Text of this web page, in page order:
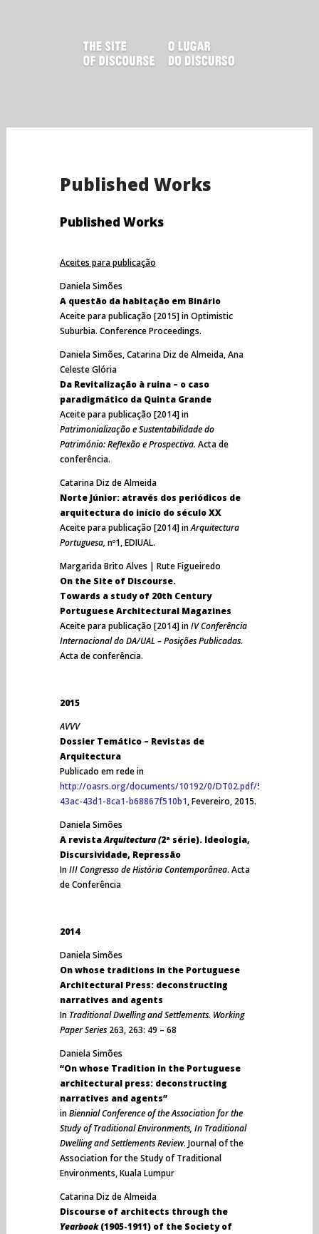
Skip
Published Works
Published Works
Aceites para publicação
Daniela Simões
A questão da habitação em Binário
Aceite para publicação [2015] in Optimistic
Suburbia. Conference Proceedings.
Daniela Simões, Catarina Diz de Almeida, Ana
Celeste Glória
Da Revitalização à ruina – o caso
paradigmático da Quinta Grande
Aceite para publicação [2014] in
Patrimonialização e Sustentabilidade do
Património: Reflexão e Prospectiva. Acta de
conferência.
Catarina Diz de Almeida
Norte Júnior: através dos periódicos de
arquitectura do início do século XX
Aceite para publicação [2014] inArquitectura
Portuguesa, nº1, EDIUAL.
Margarida Brito Alves | Rute Figueiredo
On the Site of Discourse.
Towards a study of 20th Century
Portuguese Architectural Magazines
Aceite para publicação [2014] inIV Conferência
Internacional do DA/UAL – Posições Publicadas.
Acta de conferência.
2015
AVVV
Dossier Temático – Revistas de
Arquitectura
Publicado em rede in
http://oasrs.org/documents/10192/0/DT02.pdf/5f8b1687-
43ac-43d1-8ca1-b68867f510b1, Fevereiro, 2015.
Daniela Simões
A revistaArquitectura (2ª série). Ideologia,
Discursividade, Repressão
InIII Congresso de História Contemporânea. Acta
de Conferência
2014
Daniela Simões
On whose traditions in the Portuguese
Architectural Press: deconstructing
narratives and agents
In Traditional Dwelling and Settlements. Working
Paper Series 263, 263: 49 – 68
Daniela Simões
“On whose Tradition in the Portuguese
architectural press: deconstructing
narratives and agents”
inBiennial Conference of the Association for the
Study of Traditional Environments, In Traditional
Dwelling and Settlements Review. Journal of the
Association for the Study of Traditional
Environments, Kuala Lumpur
Catarina Diz de Almeida
Discourse of architects through the
Yearbook(1905-1911) of the Society of